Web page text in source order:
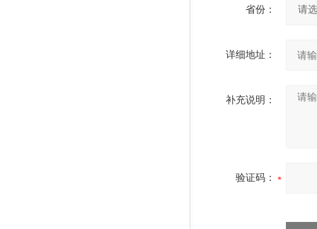
省份：
详细地址：
补充说明：
验证码：